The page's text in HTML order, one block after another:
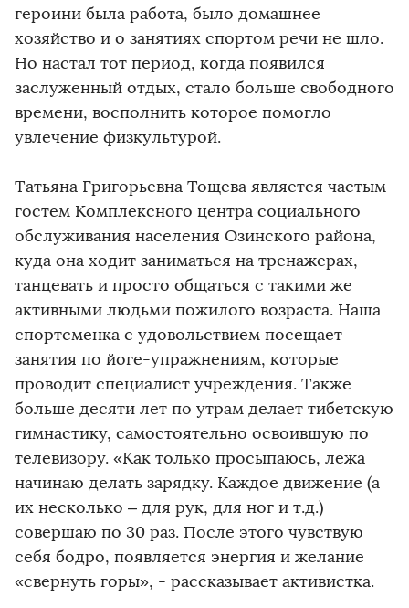
героини была работа, было домашнее
хозяйство и о занятиях спортом речи не шло.
Но настал тот период, когда появился
заслуженный отдых, стало больше свободного
времени, восполнить которое помогло
увлечение физкультурой.
Татьяна Григорьевна Тощева является частым
гостем Комплексного центра социального
обслуживания населения Озинского района,
куда она ходит заниматься на тренажерах,
танцевать и просто общаться с такими же
активными людьми пожилого возраста. Наша
спортсменка с удовольствием посещает
занятия по йоге-упражнениям, которые
проводит специалист учреждения. Также
больше десяти лет по утрам делает тибетскую
гимнастику, самостоятельно освоившую по
телевизору. «Как только просыпаюсь, лежа
начинаю делать зарядку. Каждое движение (а
их несколько – для рук, для ног и т.д.)
совершаю по 30 раз. После этого чувствую
себя бодро, появляется энергия и желание
«свернуть горы», - рассказывает активистка.